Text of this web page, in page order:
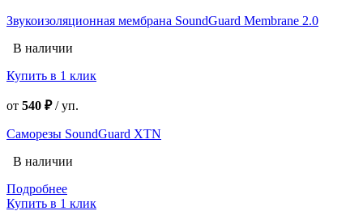
Звукоизоляционная мембрана SoundGuard Membrane 2.0
В наличии
Купить в 1 клик
от 540 ₽/уп.
Саморезы SoundGuard XTN
В наличии
Подробнее
Купить в 1 клик